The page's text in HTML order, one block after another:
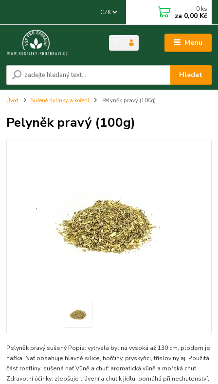
Menu
CZK
Hledat
0 ks
za 0,00 Kč
Úvod Sušené bylinky a koření Pelyněk pravý (100g)
Pelyněk pravý (100g)
Pelyněk pravý sušený Popis: vytrvalá bylina vysoká až 130 cm, plodem je
nažka. Nať obsahuje hlavně silice, hořčiny, pryskyřici, třísloviny aj. Použitá
část rostliny: sušená nať Vůně a chuť: aromatická vůně a mořská chuť
Zdravotní účinky: zlepšuje trávení a chuť k jídlu, pomáhá při nechutenství,